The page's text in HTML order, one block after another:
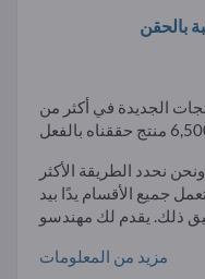
بالحقن
الجديدة في أكثر من
حققناه بالفعل
نحدد الطريقة الأكثر
جميع الأقسام يدًا بيد
مزيد من المعلومات